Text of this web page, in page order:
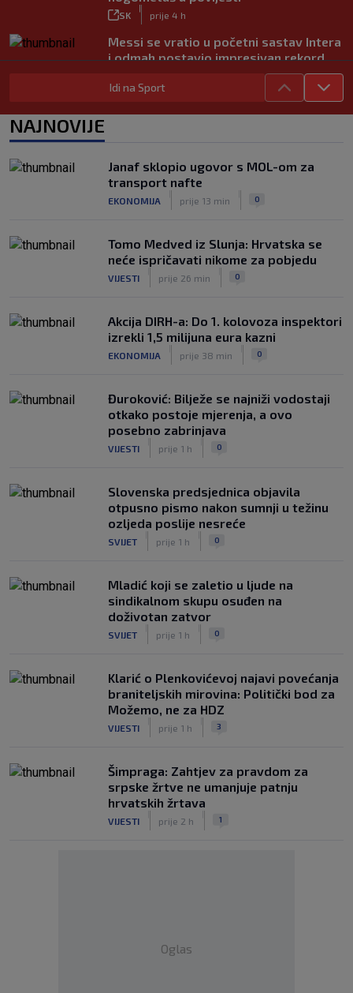
SK prije 4 h
Messi se vratio u početni sastav Intera
i odmah postavio impresivan rekord
Novo Dinamovo pojačanje ubrzo
potpisuje, prvo će igrati u Lekinoj
Idi na Sport
NAJNOVIJE
Janaf sklopio ugovor s MOL-om za
transport nafte
EKONOMIJA prije 13 min 0
Tomo Medved iz Slunja: Hrvatska se
neće ispričavati nikome za pobjedu
VIJESTI prije 26 min 0
Akcija DIRH-a: Do 1. kolovoza inspektori
izrekli 1,5 milijuna eura kazni
EKONOMIJA prije 38 min 0
Đuroković: Bilježe se najniži vodostaji
otkako postoje mjerenja, a ovo
posebno zabrinjava
VIJESTI prije 1 h 0
Slovenska predsjednica objavila
otpusno pismo nakon sumnji u težinu
ozljeda poslije nesreće
SVIJET prije 1 h 0
Mladić koji se zaletio u ljude na
sindikalnom skupu osuđen na
doživotan zatvor
SVIJET prije 1 h 0
Klarić o Plenkovićevoj najavi povećanja
braniteljskih mirovina: Politički bod za
Možemo, ne za HDZ
VIJESTI prije 1 h 3
Šimpraga: Zahtjev za pravdom za
srpske žrtve ne umanjuje patnju
hrvatskih žrtava
VIJESTI prije 2 h 1
Oglas